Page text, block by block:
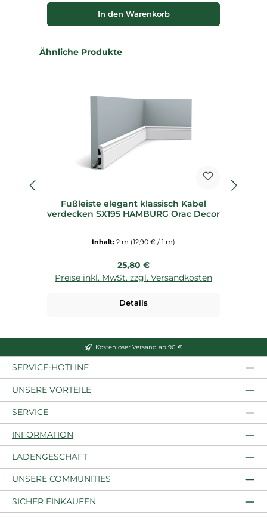
In den Warenkorb
Produktgalerie überspringen
Ähnliche Produkte
Fußleiste elegant klassisch Kabel
verdecken SX195 HAMBURG Orac Decor
Inhalt: 2 m (12,90 € / 1 m)
Regulärer Preis:
25,80 €
Preise inkl. MwSt. zzgl. Versandkosten
Details
Kostenloser Versand ab 90 €
SERVICE-HOTLINE
UNSERE VORTEILE
SERVICE
INFORMATION
LADENGESCHÄFT
UNSERE COMMUNITIES
SICHER EINKAUFEN